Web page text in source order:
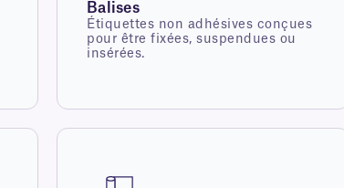
Balises
Étiquettes non adhésives conçues
pour être fixées, suspendues ou
insérées.